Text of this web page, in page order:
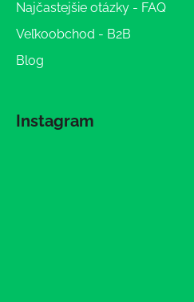
Najčastejšie otázky - FAQ
Veľkoobchod - B2B
Blog
Instagram